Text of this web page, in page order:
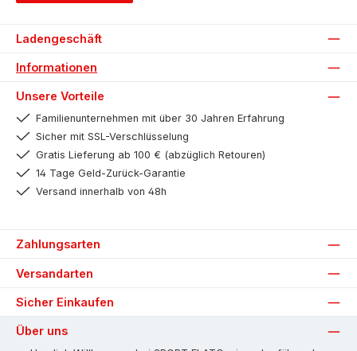
Ladengeschäft
Informationen
Unsere Vorteile
Familienunternehmen mit über 30 Jahren Erfahrung
Sicher mit SSL-Verschlüsselung
Gratis Lieferung ab 100 € (abzüglich Retouren)
14 Tage Geld-Zurück-Garantie
Versand innerhalb von 48h
Zahlungsarten
Versandarten
Sicher Einkaufen
Über uns